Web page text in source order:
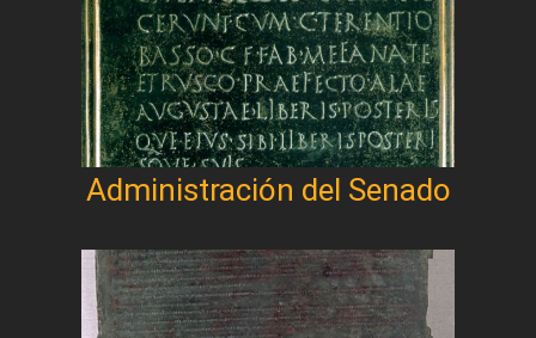
Administración del Senado